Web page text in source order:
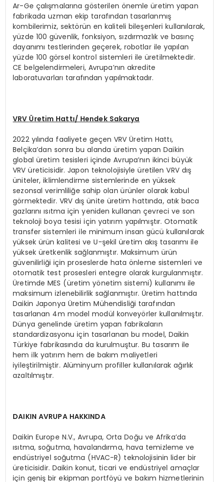
Ar-Ge çalışmalarına gösterilen önemle üretim yapan
fabrikada uzman ekip tarafından tasarlanmış
kombilerimiz, sektörün en kaliteli bileşenleri kullanılarak,
yüzde 100 güvenlik, fonksiyon, sızdırmazlık ve basınç
dayanımı testlerinden geçerek, robotlar ile yapılan
yüzde 100 görsel kontrol sistemleri ile üretilmektedir.
CE belgelendirmeleri, Avrupa’nın akredite
laboratuvarları tarafından yapılmaktadır.
VRV Üretim Hattı/ Hendek Sakarya
2022 yılında faaliyete geçen VRV Üretim Hattı,
Belçika’dan sonra bu alanda üretim yapan Daikin
global üretim tesisleri içinde Avrupa’nın ikinci büyük
VRV üreticisidir. Japon teknolojisiyle üretilen VRV dış
üniteler, iklimlendirme sistemlerinde en yüksek
sezonsal verimliliğe sahip olan ürünler olarak kabul
görmektedir. VRV dış ünite üretim hattında, atık baca
gazlarını ısıtma için yeniden kullanan çevreci ve son
teknoloji boya tesisi için yatırım yapılmıştır. Otomatik
transfer sistemleri ile minimum insan gücü kullanılarak
yüksek ürün kalitesi ve U-şekil üretim akış tasarımı ile
yüksek üretkenlik sağlanmıştır. Maksimum ürün
güvenilirliği için proseslerde hata önleme sistemleri ve
otomatik test prosesleri entegre olarak kurgulanmıştır.
Üretimde MES (üretim yönetim sistemi) kullanımı ile
maksimum izlenebilirlik sağlanmıştır. Üretim hattında
Daikin Japonya Üretim Mühendisliği tarafından
tasarlanan 4m model modül konveyörler kullanılmıştır.
Dünya genelinde üretim yapan fabrikaların
standardizasyonu için tasarlanan bu model, Daikin
Türkiye fabrikasında da kurulmuştur. Bu tasarım ile
hem ilk yatırım hem de bakım maliyetleri
iyileştirilmiştir. Alüminyum profiller kullanılarak ağırlık
azaltılmıştır.
DAIKIN AVRUPA HAKKINDA
Daikin Europe N.V., Avrupa, Orta Doğu ve Afrika’da
ısıtma, soğutma, havalandırma, hava temizleme ve
endüstriyel soğutma (HVAC-R) teknolojisinin lider bir
üreticisidir. Daikin konut, ticari ve endüstriyel amaçlar
için geniş bir ekipman portföyü ve bakım hizmetlerinin